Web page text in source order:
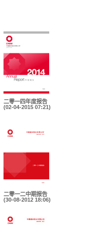
二零一四年度报告
(02-04-2015 07:21)
二零一二中期报告
(30-08-2012 18:06)